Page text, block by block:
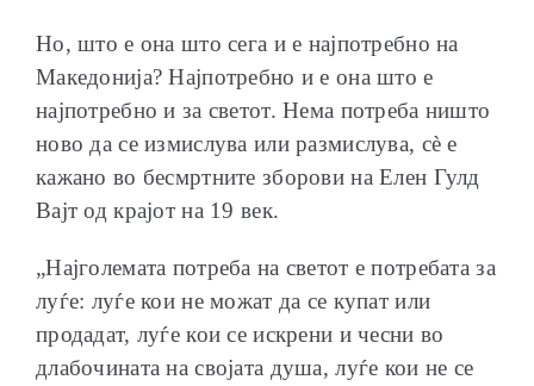
Но, што е она што сега и е најпотребно на
Македонија? Најпотребно и е она што е
најпотребно и за светот. Нема потреба ништо
ново да се измислува или размислува, сè е
кажано во бесмртните зборови на Елен Гулд
Вајт од крајот на 19 век.
„Најголемата потреба на светот е потребата за
луѓе: луѓе кои не можат да се купат или
продадат, луѓе кои се искрени и чесни во
длабочината на својата душа, луѓе кои не се